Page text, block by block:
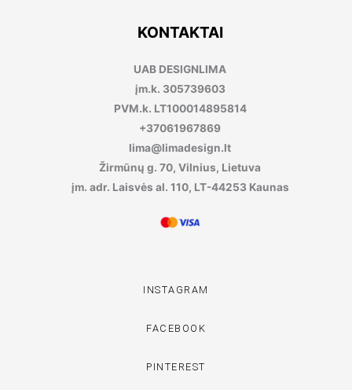
KONTAKTAI
UAB DESIGNLIMA
įm.k. 305739603
PVM.k. LT100014895814
+37061967869
lima@limadesign.lt
Žirmūnų g. 70, Vilnius, Lietuva
įm. adr. Laisvės al. 110, LT-44253 Kaunas
INSTAGRAM
FACEBOOK
PINTEREST